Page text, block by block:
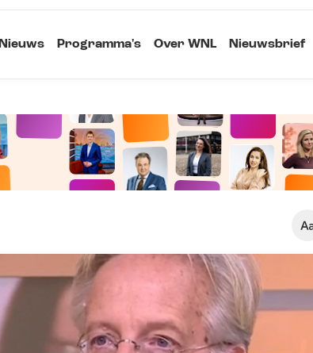
Nieuws Programma's Over WNL Nieuwsbrief
Standaard